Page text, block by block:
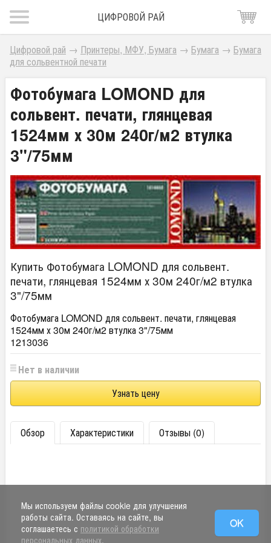
ЦИФРОВОЙ РАЙ
Цифровой рай → Принтеры, МФУ, Бумага → Бумага → Бумага
для сольвентной печати
Фотобумага LOMOND для
сольвент. печати, глянцевая
1524мм х 30м 240г/м2 втулка
3"/75мм
Купить Фотобумага LOMOND для сольвент.
печати, глянцевая 1524мм х 30м 240г/м2 втулка
3"/75мм
Фотобумага LOMOND для сольвент. печати, глянцевая
1524мм х 30м 240г/м2 втулка 3"/75мм
1213036
Нет в наличии
Узнать цену
Обзор Характеристики Отзывы (0)
Мы используем файлы cookie для улучшения
работы сайта. Оставаясь на сайте, вы
соглашаетесь с политикой обработки
персональных данных.
OK